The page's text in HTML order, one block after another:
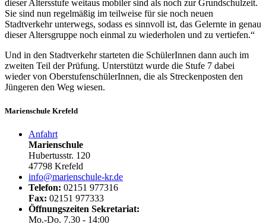
dieser Altersstufe weitaus mobiler sind als noch zur Grundschulzeit.
Sie sind nun regelmäßig im teilweise für sie noch neuen
Stadtverkehr unterwegs, sodass es sinnvoll ist, das Gelernte in genau
dieser Altersgruppe noch einmal zu wiederholen und zu vertiefen.“
Und in den Stadtverkehr starteten die SchülerInnen dann auch im
zweiten Teil der Prüfung. Unterstützt wurde die Stufe 7 dabei
wieder von OberstufenschülerInnen, die als Streckenposten den
Jüngeren den Weg wiesen.
Marienschule Krefeld
Anfahrt
Marienschule
Hubertusstr. 120
47798 Krefeld
info@marienschule-kr.de
Telefon: 02151 977316
Fax: 02151 977333
Öffnungszeiten Sekretariat:
Mo.-Do. 7.30 - 14:00